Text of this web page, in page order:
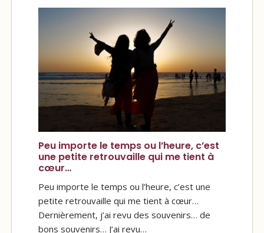
Peu importe le temps ou l’heure, c’est
une petite retrouvaille qui me tient à
cœur…
Peu importe le temps ou l’heure, c’est une
petite retrouvaille qui me tient à cœur…
Dernièrement, j’ai revu des souvenirs… de
bons souvenirs… J’ai revu…